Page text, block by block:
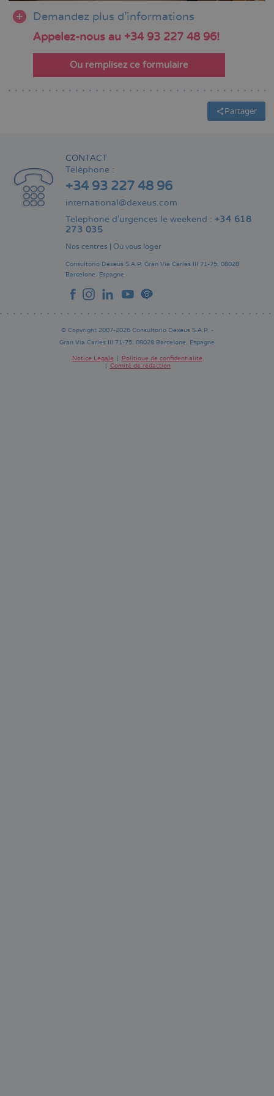
Demandez plus d'informations
Appelez-nous au +34 93 227 48 96!
Ou remplisez ce formulaire
Partager
CONTACT
Téléphone :
+34 93 227 48 96
international@dexeus.com
Telephone d’urgences le weekend : +34 618
273 035
Nos centres Où vous loger
Consultorio Dexeus S.A.P. Gran Via Carles III 71-75. 08028
Barcelone. Espagne
© Copyright 2007-2026 Consultorio Dexeus S.A.P. -
Gran Via Carles III 71-75. 08028 Barcelone. Espagne
Notice Légale
Politique de confidentialité
Comité de rédaction